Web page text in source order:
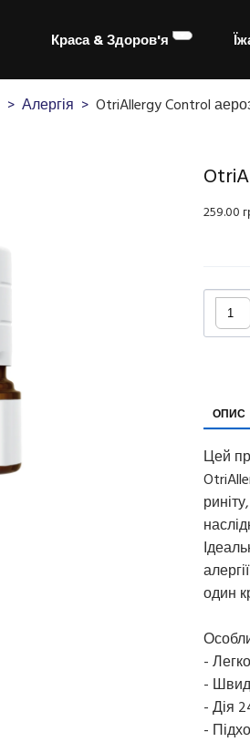
Краса & Здоров'я
Алергія OtriAllergy Control
259.00
ОПИС
Цей
один
-
-
- Дія
-